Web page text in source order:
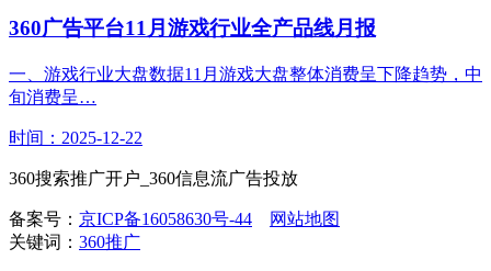
360广告平台11月游戏行业全产品线月报
一、游戏行业大盘数据11月游戏大盘整体消费呈下降趋势，中
旬消费呈…
时间：2025-12-22
360搜索推广开户_360信息流广告投放
备案号： 京ICP备16058630号-44
网站地图
关键词： 360推广